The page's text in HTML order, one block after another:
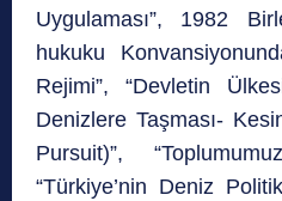
Uygulaması”, 1982
hukuku
Rejimi”, “Devletin
Denizlere Taşması-
Pursuit)”,
“Türkiye’nin Deniz